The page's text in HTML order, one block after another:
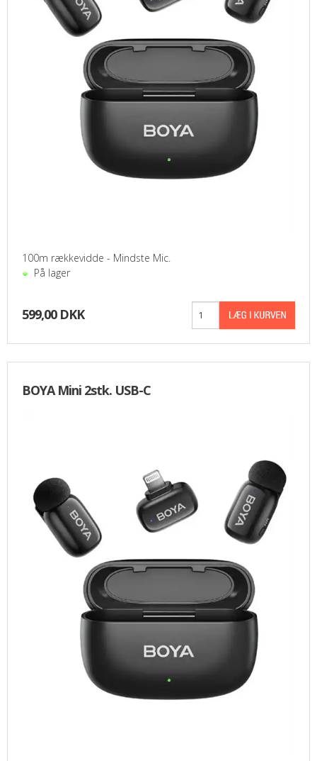
100m rækkevidde - Mindste Mic.
På lager
599,00 DKK
BOYA Mini 2stk. USB-C